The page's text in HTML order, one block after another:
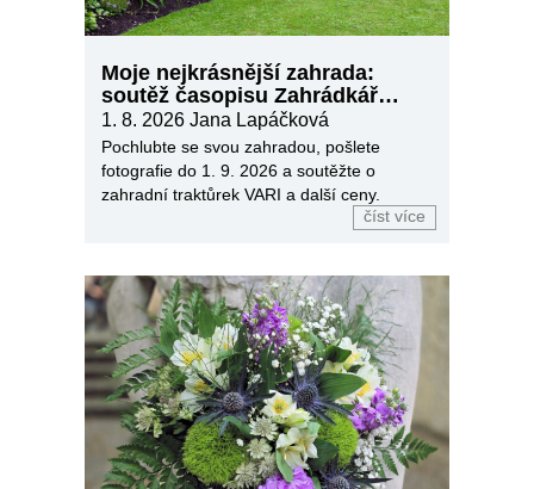
Moje nejkrásnější zahrada:
soutěž časopisu Zahrádkář
2026
1. 8. 2026 Jana Lapáčková
Pochlubte se svou zahradou, pošlete
fotografie do 1. 9. 2026 a soutěžte o
zahradní traktůrek VARI a další ceny.
číst více